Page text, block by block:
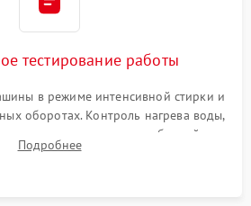
тестирование работы
в режиме интенсивной стирки и
оборотах. Контроль нагрева воды,
отсутствия излишних вибраций,
и протечек под корпусом.
Подробнее